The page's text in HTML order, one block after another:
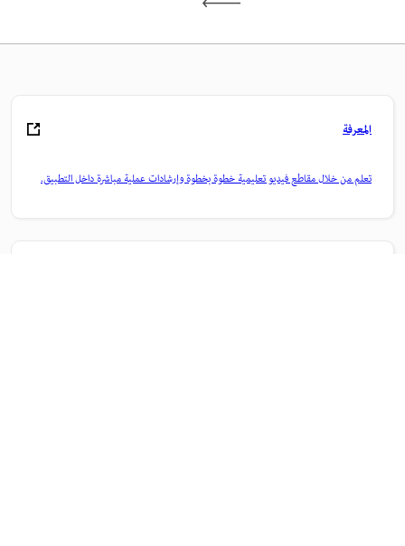
المعرفة
تعلم من خلال مقاطع فيديو تعليمية خطوة بخطوة وإرشادات عملية مباشرة داخل التطبيق.